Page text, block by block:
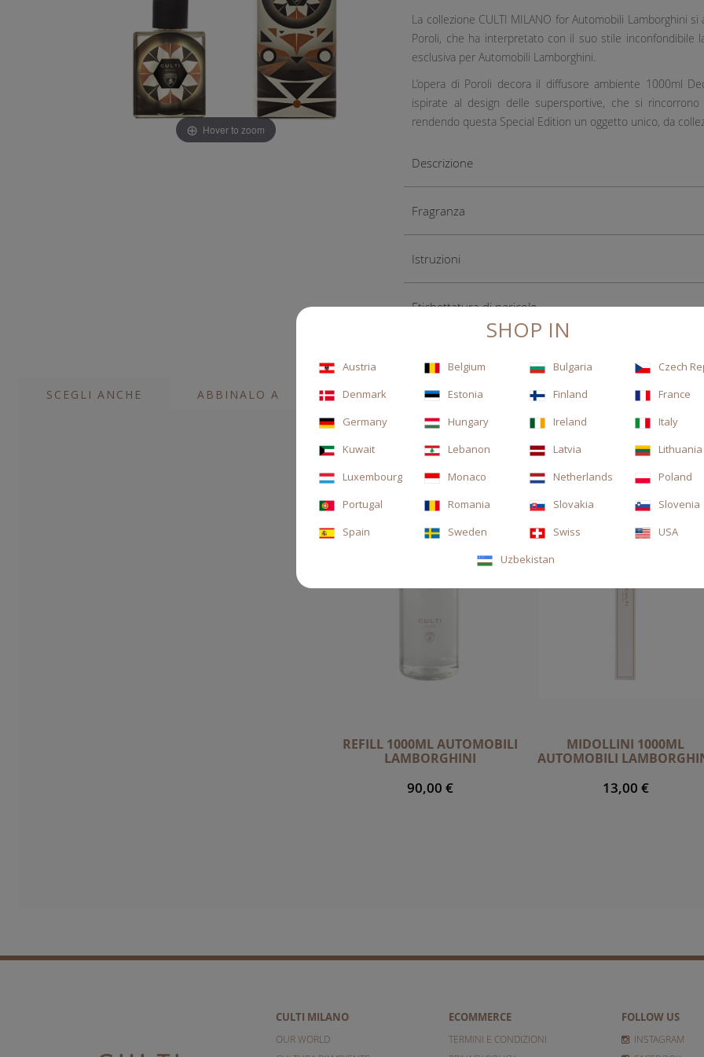
La collezione CULTI MILANO for Automobili Lamborghini
Poroli, che ha interpretato con il suo stile inconfondibile
esclusiva per Automobili Lamborghini.
L’opera di Poroli decora il diffusore ambiente 1000ml
ispirate al design delle supersportive, che si
rendendo questa Special Edition un oggetto unico, da
Descrizione
Fragranza
Istruzioni
Etichettatura di pericolo
Hover to zoom
SCEGLI ANCHE
REFILL 1000ML AUTOMOBILI
LAMBORGHINI
90,00 €
MIDOLLINI 1000ML
AUTOMOBILI
13,00 €
ABBINALO A
CULTI MILANO
OUR WORLD
ECOMMERCE
TERMINI E CONDIZIONI
FOLLOW US
INSTAGRAM
SHOP IN
Austria Belgium Bulgaria
Czech
Denmark
Estonia Finland
France
Germany
Hungary Ireland
Italy
Kuwait
Lebanon Latvia
Lithuania
Luxembourg
Monaco Netherlands
Poland
Portugal
Romania Slovakia
Slovenia
Spain
Sweden Swiss
USA
Uzbekistan